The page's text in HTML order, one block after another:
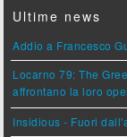
Ultime news
Addio a Francesco
Locarno 79: The
affrontano la loro
Insidious - Fuori